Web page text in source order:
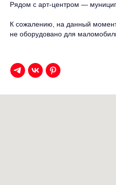
Рядом с арт-центром —
К сожалению, на данный
не оборудовано для